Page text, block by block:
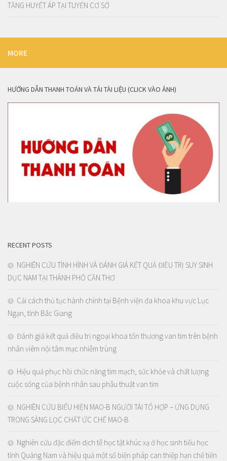
TĂNG HUYẾT ÁP TẠI TUYẾN CƠ SỞ
MORE
HƯỚNG DẪN THANH TOÁN VÀ TẢI TÀI LIỆU (CLICK VÀO ẢNH)
RECENT POSTS
NGHIÊN CỨU TÌNH HÌNH VÀ ĐÁNH GIÁ KẾT QUẢ ĐIỀU TRỊ SUY SINH
DỤC NAM TẠI THÀNH PHỐ CẦN THƠ
Cải cách thủ tục hành chính tại Bệnh viện đa khoa khu vực Lục
Ngạn, tỉnh Bắc Giang
Đánh giá kết quả điều trị ngoại khoa tổn thương van tim trên bệnh
nhân viêm nội tâm mạc nhiễm trùng
Hiệu quả phục hồi chức năng tim mạch, sức khỏe và chất lượng
cuộc sống của bệnh nhân sau phẫu thuật van tim
NGHIÊN CỨU BIỂU HIỆN MAO-B NGƯỜI TÁI TỔ HỢP – ỨNG DỤNG
TRONG SÀNG LỌC CHẤT ỨC CHẾ MAO-B
Nghiên cứu đặc điểm dịch tễ học tật khúc xạ ở học sinh tiểu học
tỉnh Quảng Nam và hiệu quả một số biện pháp can thiệp hạn chế tiến